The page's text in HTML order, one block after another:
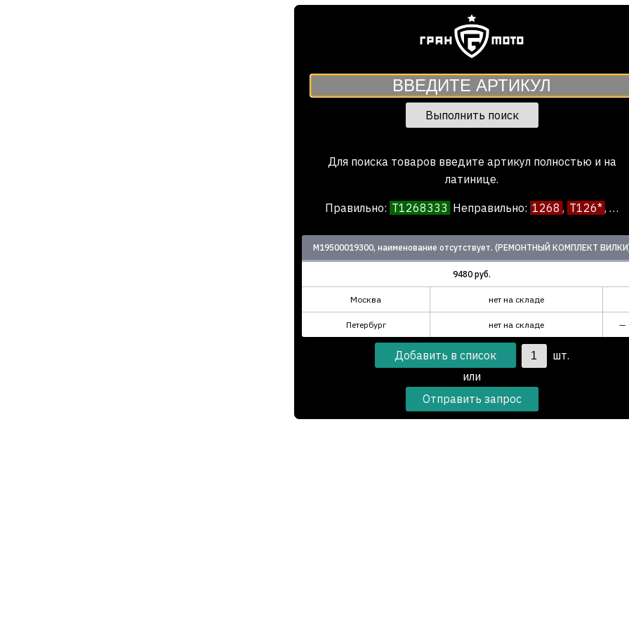
Выполнить поиск
Для поиска товаров введите артикул полностью и на
латинице.
Правильно: T1268333 Неправильно: 1268 , T126*, …
M19500019300, наименование отсутствует. (РЕМОНТНЫЙ КОМПЛЕКТ
9480 руб.
Москва нет на складе
Петербург нет на складе —
шт.
или
Отправить запрос